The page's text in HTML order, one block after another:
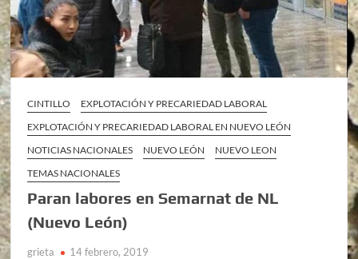
CINTILLO
EXPLOTACIÓN Y PRECARIEDAD LABORAL
EXPLOTACIÓN Y PRECARIEDAD LABORAL EN NUEVO LEÓN
NOTICIAS NACIONALES
NUEVO LEÓN
NUEVO LEON
TEMAS NACIONALES
Paran labores en Semarnat de NL
(Nuevo León)
grieta 14 febrero, 2019